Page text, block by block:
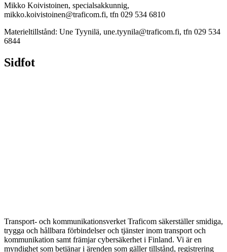
Mikko Koivistoinen, specialsakkunnig,
mikko.koivistoinen@traficom.fi, tfn 029 534 6810
Materieltillstånd: Une Tyynilä, une.tyynila@traficom.fi, tfn 029 534
6844
Sidfot
Transport- och kommunikationsverket Traficom säkerställer smidiga,
trygga och hållbara förbindelser och tjänster inom transport och
kommunikation samt främjar cybersäkerhet i Finland. Vi är en
myndighet som betjänar i ärenden som gäller tillstånd, registrering